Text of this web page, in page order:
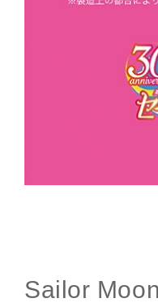
Sailor